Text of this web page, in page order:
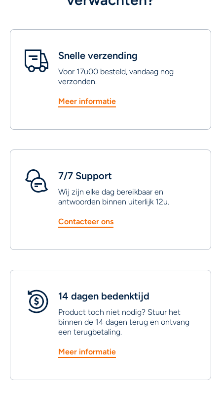
Snelle verzending
Voor 17u00 besteld, vandaag nog
verzonden.
Meer informatie
7/7 Support
Wij zijn elke dag bereikbaar en
antwoorden binnen uiterlijk 12u.
Contacteer ons
14 dagen bedenktijd
Product toch niet nodig? Stuur het
binnen de 14 dagen terug en ontvang
een terugbetaling.
Meer informatie